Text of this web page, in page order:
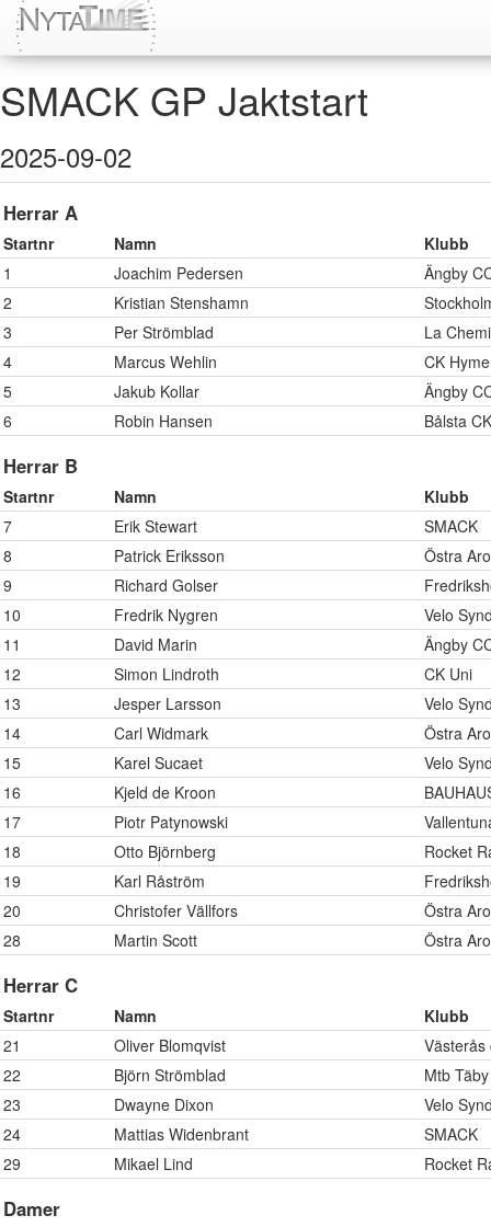
SMACK GP Jaktstart
2025-09-02
Herrar A
Startnr Namn
Klubb
1
Joachim Pedersen
Ängby
2
Kristian Stenshamn
3
Per Strömblad
La
4
Marcus Wehlin
CK
5
Jakub Kollar
Ängby
6
Robin Hansen Bålsta CK
Herrar B
Startnr Namn
Klubb
7
Erik Stewart
SMACK
8
Patrick Eriksson
Östra
9
Richard Golser
10
Fredrik Nygren
Velo
11
David Marin
Ängby
12
Simon Lindroth
CK Uni
13
Jesper Larsson
Velo
14
Carl Widmark
Östra
15
Karel Sucaet
Velo
16
Kjeld de Kroon
17
Piotr Patynowski
18
Otto Björnberg
Rocket
19
Karl Råström
20
Christofer Vällfors
Östra
28
Martin Scott Östra
Herrar C
Startnr Namn
Klubb
21
Oliver Blomqvist
Västerås
22
Björn Strömblad
Mtb Täby
23
Dwayne Dixon
Velo
24
Mattias Widenbrant
SMACK
29
Mikael Lind Rocket
Damer